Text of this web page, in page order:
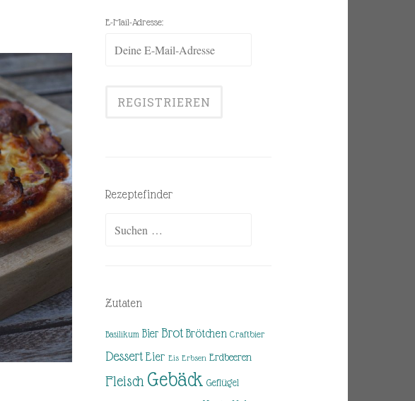
E-Mail-Adresse:
Rezeptefinder
Zutaten
Basilikum Bier Brot Brötchen Craftbier
Dessert Eier Eis Erbsen Erdbeeren
Fleisch Gebäck Geflügel